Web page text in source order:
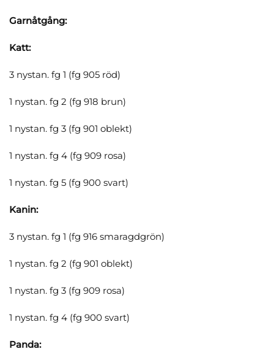
Garnåtgång:
Katt:
3 nystan. fg 1 (fg 905 röd)
1 nystan. fg 2 (fg 918 brun)
1 nystan. fg 3 (fg 901 oblekt)
1 nystan. fg 4 (fg 909 rosa)
1 nystan. fg 5 (fg 900 svart)
Kanin:
3 nystan. fg 1 (fg 916 smaragdgrön)
1 nystan. fg 2 (fg 901 oblekt)
1 nystan. fg 3 (fg 909 rosa)
1 nystan. fg 4 (fg 900 svart)
Panda: